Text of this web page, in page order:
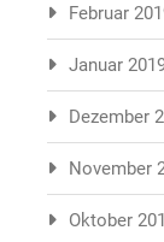
Februar
Januar
Dezember
November
Oktober